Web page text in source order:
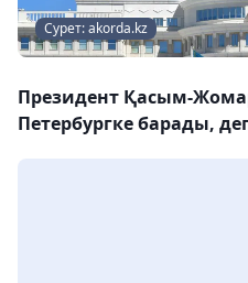
Сурет: akorda.kz
Президент Қасым-
Петербургке барады,